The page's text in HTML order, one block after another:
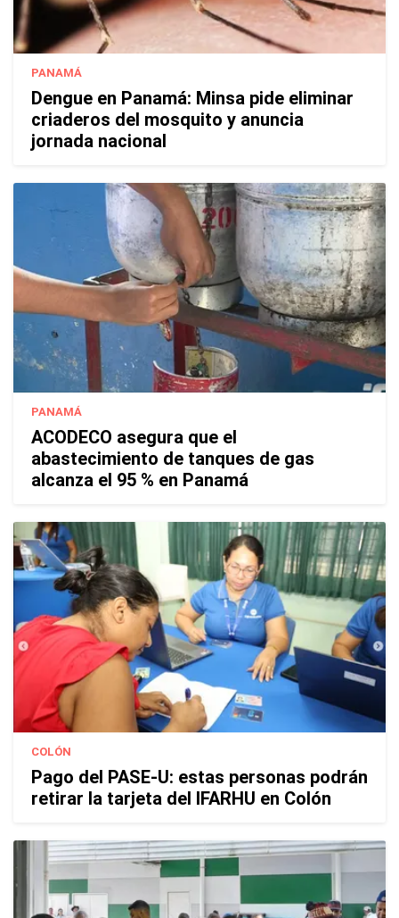
PANAMÁ
Dengue en Panamá: Minsa pide eliminar
criaderos del mosquito y anuncia
jornada nacional
PANAMÁ
ACODECO asegura que el
abastecimiento de tanques de gas
alcanza el 95 % en Panamá
COLÓN
Pago del PASE-U: estas personas podrán
retirar la tarjeta del IFARHU en Colón